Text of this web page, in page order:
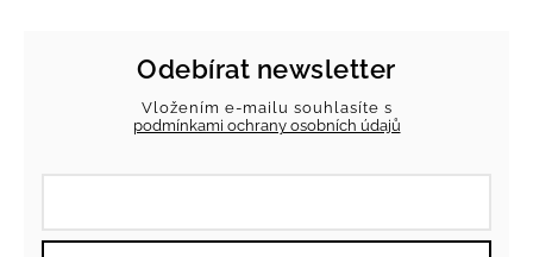
Odebírat newsletter
Vložením e-mailu souhlasíte s
podmínkami ochrany osobních údajů